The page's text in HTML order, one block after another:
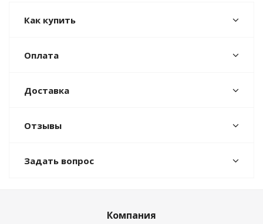
Как купить
Оплата
Доставка
Отзывы
Задать вопрос
Компания